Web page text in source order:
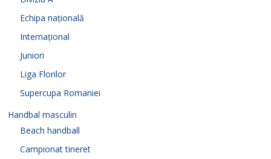
Echipa națională
Internațional
Juniori
Liga Florilor
Supercupa Romaniei
Handbal masculin
Beach handball
Campionat tineret